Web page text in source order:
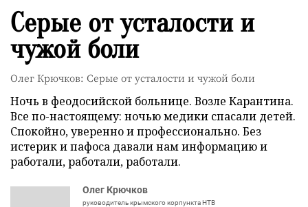
Серые от усталости и
чужой боли
Олег Крючков: Серые от усталости и чужой боли
Ночь в феодосийской больнице. Возле Карантина.
Все по-настоящему: ночью медики спасали детей.
Спокойно, уверенно и профессионально. Без
истерик и пафоса давали нам информацию и
работали, работали, работали.
Олег Крючков
руководитель крымского корпункта НТВ